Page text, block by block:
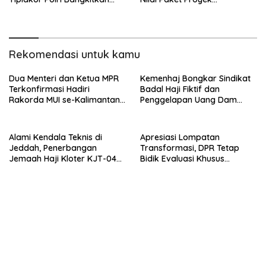
Rekomendasi untuk kamu
Dua Menteri dan Ketua MPR
Terkonfirmasi Hadiri
Rakorda MUI se-Kalimantan
Kemenhaj Bongkar Sindikat
Badal Haji Fiktif dan
Penggelapan Uang Dam
Alami Kendala Teknis di
Jeddah, Penerbangan
Jemaah Haji Kloter KJT-04
Apresiasi Lompatan
Transformasi, DPR Tetap
Bidik Evaluasi Khusus